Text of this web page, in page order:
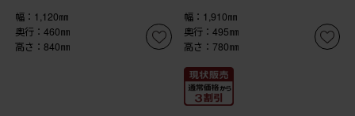
幅：1,120㎜
奥行：460㎜
高さ：840㎜
幅：1,910㎜
奥行：495㎜
高さ：780㎜